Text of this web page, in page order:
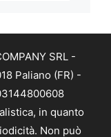
SRL -
Paliano (FR) -
in quanto
Non può